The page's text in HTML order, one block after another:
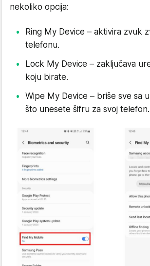
nekoliko opcija:
Ring My Device – aktivira zvuk
telefonu.
Lock My Device – zaključava
koju birate.
Wipe My Device – briše sve sa
što unesete šifru za svoj telefon.